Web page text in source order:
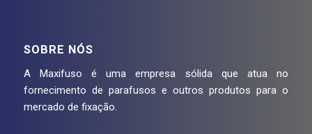
SOBRE NÓS
A Maxifuso é uma empresa sólida que atua no
fornecimento de parafusos e outros produtos para o
mercado de fixação.